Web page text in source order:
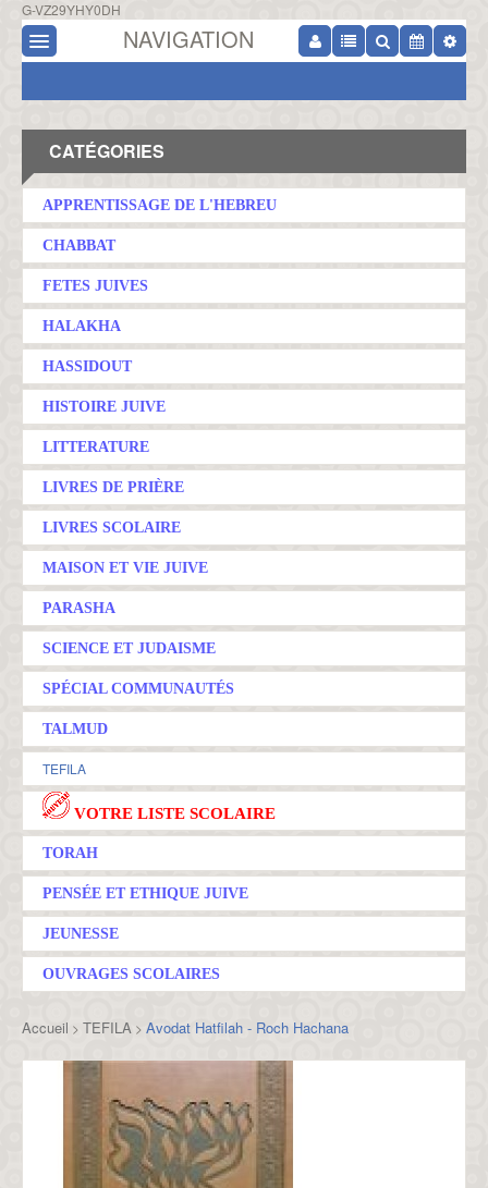
G-VZ29YHY0DH
NAVIGATION
CATÉGORIES
APPRENTISSAGE DE L'HEBREU
CHABBAT
FETES JUIVES
HALAKHA
HASSIDOUT
HISTOIRE JUIVE
LITTERATURE
LIVRES DE PRIÈRE
LIVRES SCOLAIRE
MAISON ET VIE JUIVE
PARASHA
SCIENCE ET JUDAISME
SPÉCIAL COMMUNAUTÉS
TALMUD
TEFILA
VOTRE LISTE SCOLAIRE
TORAH
PENSÉE ET ETHIQUE JUIVE
JEUNESSE
OUVRAGES SCOLAIRES
Accueil > TEFILA > Avodat Hatfilah - Roch Hachana